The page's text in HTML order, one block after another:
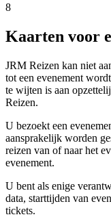
8
Kaarten voor
JRM Reizen kan niet
tot een evenement
te wijten is aan
Reizen.
U bezoekt een
aansprakelijk worden
reizen van of naar het
evenement.
U bent als enige
data, starttijden van
tickets.